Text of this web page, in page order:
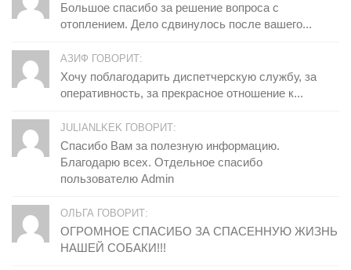
Большое спасибо за решение вопроса с
отоплением. Дело сдвинулось после вашего...
АЗИФ ГОВОРИТ:
Хочу поблагодарить диспетчерскую службу, за
оперативность, за прекрасное отношение к...
JULIANLKEK ГОВОРИТ:
Спасибо Вам за полезную информацию.
Благодарю всех. Отдельное спасибо
пользователю Admin
ОЛЬГА ГОВОРИТ:
ОГРОМНОЕ СПАСИБО ЗА СПАСЕННУЮ ЖИЗНЬ
НАШЕЙ СОБАКИ!!!